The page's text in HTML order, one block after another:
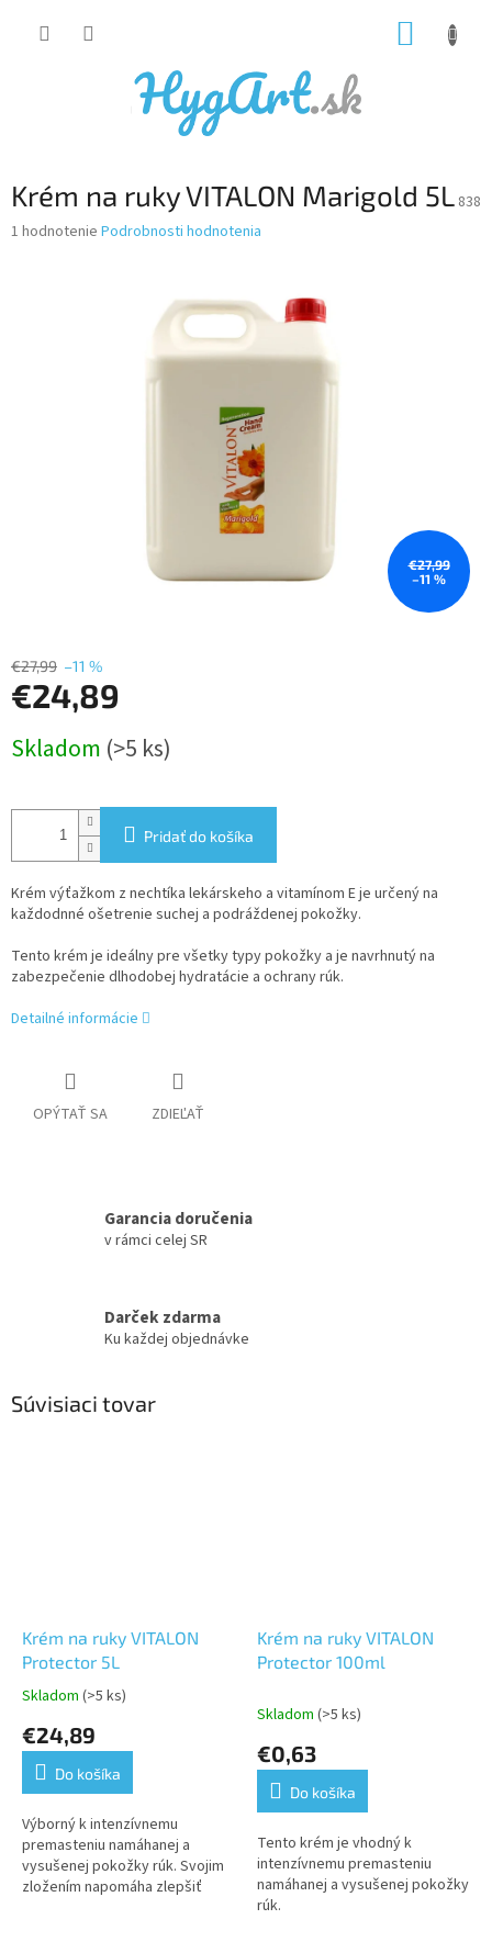
Krém na ruky VITALON Marigold 5L 838
Priemerné
1 hodnotenie Podrobnosti hodnotenia
€27,99
–11 %
€27,99 –11 %
€24,89
cena:
Skladom (>5 ks)
Pridať do košíka
Krém výťažkom z nechtíka lekárskeho a vitamínom E je určený na
každodnné ošetrenie suchej a podráždenej pokožky.
Tento krém je ideálny pre všetky typy pokožky a je navrhnutý na
zabezpečenie dlhodobej hydratácie a ochrany rúk.
Detailné informácie
OPÝTAŤ SA ZDIEĽAŤ
Garancia doručenia
v rámci celej SR
Darček zdarma
Ku každej objednávke
Súvisiaci tovar
Krém na ruky VITALON
Protector 5L
Priemerné
produktu
5,0
5
hviezdičiek.
Skladom (>5 ks)
€24,89
Do košíka
Výborný k intenzívnemu
premasteniu namáhanej a
vysušenej pokožky rúk. Svojim
zložením napomáha zlepšiť
Krém na ruky VITALON
Protector 100ml
Skladom (>5 ks)
€0,63
Do košíka
Tento krém je vhodný k
intenzívnemu premasteniu
namáhanej a vysušenej pokožky
rúk.